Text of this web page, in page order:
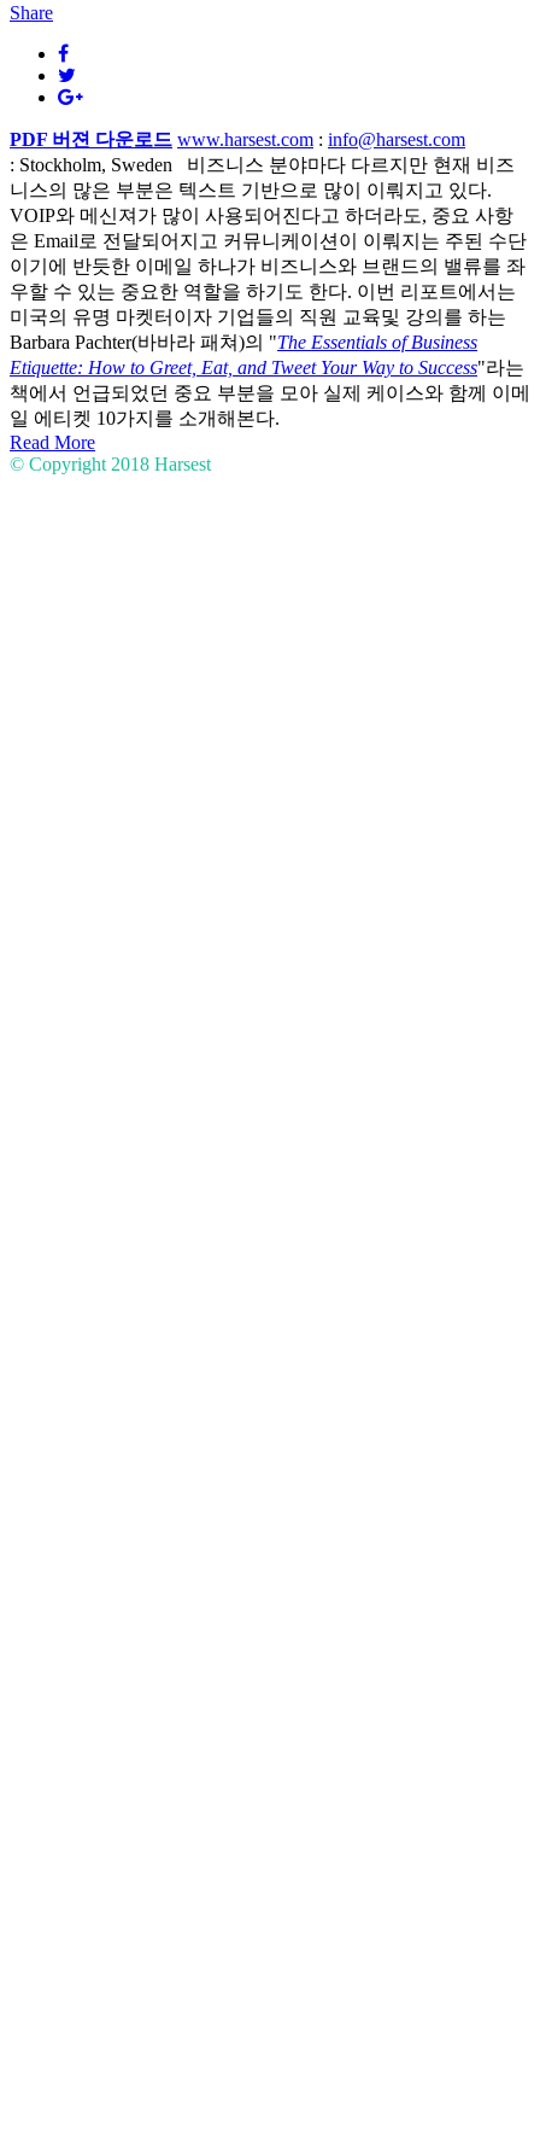
Share
PDF 버젼 다운로드 www.harsest.com : info@harsest.com
: Stockholm, Sweden 비즈니스 분야마다 다르지만 현재 비즈
니스의 많은 부분은 텍스트 기반으로 많이 이뤄지고 있다.
VOIP와 메신져가 많이 사용되어진다고 하더라도, 중요 사항
은 Email로 전달되어지고 커뮤니케이션이 이뤄지는 주된 수단
이기에 반듯한 이메일 하나가 비즈니스와 브랜드의 밸류를 좌
우할 수 있는 중요한 역할을 하기도 한다. 이번 리포트에서는
미국의 유명 마켓터이자 기업들의 직원 교육및 강의를 하는
Barbara Pachter(바바라 패쳐)의 "The Essentials of Business
Etiquette: How to Greet, Eat, and Tweet Your Way to Success"라는
책에서 언급되었던 중요 부분을 모아 실제 케이스와 함께 이메
일 에티켓 10가지를 소개해본다.
Read More
© Copyright 2018 Harsest